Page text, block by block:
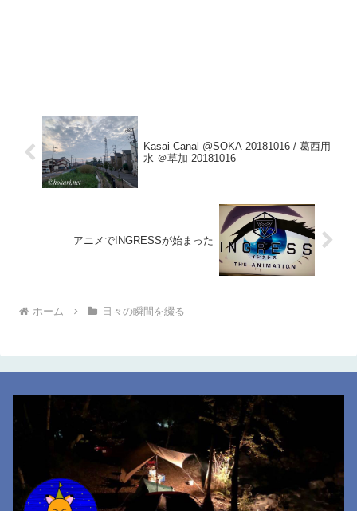
Kasai Canal @SOKA 20181016 / 葛西用
水 ＠草加 20181016
アニメでINGRESSが始まった
ホーム 日々の瞬間を綴る